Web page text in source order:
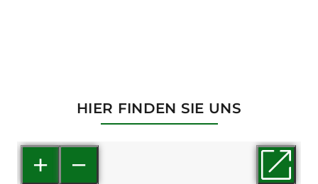
HIER FINDEN SIE UNS
+ −